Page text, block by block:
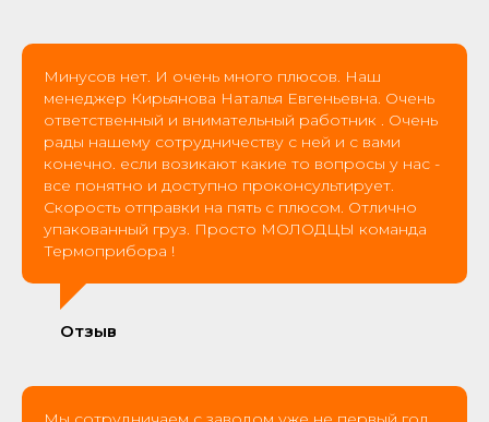
Минусов нет. И очень много плюсов. Наш
менеджер Кирьянова Наталья Евгеньевна. Очень
ответственный и внимательный работник . Очень
рады нашему сотрудничеству с ней и с вами
конечно. если возикают какие то вопросы у нас -
все понятно и доступно проконсультирует.
Скорость отправки на пять с плюсом. Отлично
упакованный груз. Просто МОЛОДЦЫ команда
Термоприбора !
Отзыв